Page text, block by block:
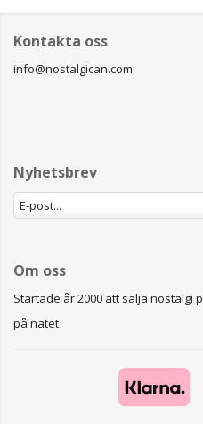
Kontakta oss
info@nostalgican.com
Nyhetsbrev
Om oss
Startade år 2000 att sälja nostalgi
på nätet